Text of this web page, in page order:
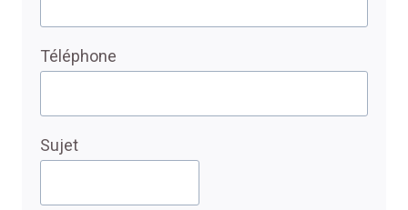
Téléphone
Sujet